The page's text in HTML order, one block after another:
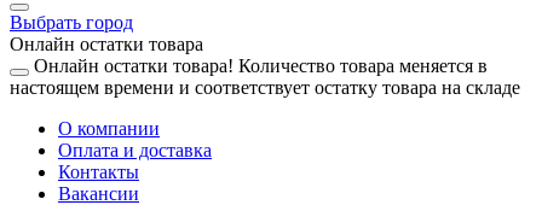
Выбрать город
Онлайн остатки товара
Онлайн остатки товара! Количество товара меняется в
настоящем времени и соответствует остатку товара на складе
О компании
Оплата и доставка
Контакты
Вакансии